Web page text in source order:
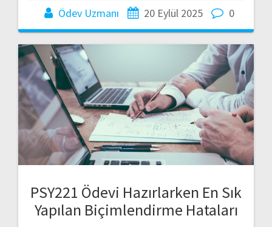
Ödev Uzmanı 20 Eylül 2025 0
PSY221 Ödevi Hazırlarken En Sık
Yapılan Biçimlendirme Hataları